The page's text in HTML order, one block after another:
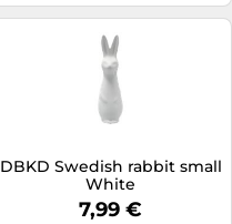
DBKD Swedish rabbit small
White
7,99 €